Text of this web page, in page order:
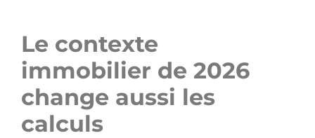
Le contexte
immobilier de 2026
change aussi les
calculs